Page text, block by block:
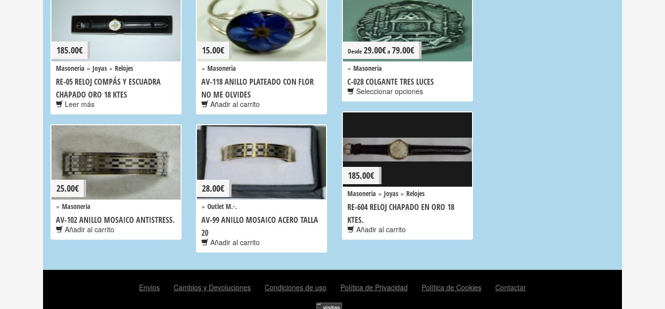
185.00€
Masoneria » Joyas » Relojes
RE-05 RELOJ COMPÁS Y ESCUADRA
CHAPADO ORO 18 KTES
Leer más
15.00€
» Masoneria
AV-118 ANILLO PLATEADO CON FLOR
NO ME OLVIDES
Añadir al carrito
Desde29.00€a 79.00€
» Masoneria
C-028 COLGANTE TRES LUCES
Seleccionar opciones
185.00€
Masoneria » Joyas » Relojes
RE-604 RELOJ CHAPADO EN ORO 18
KTES.
Añadir al carrito
25.00€
» Masoneria
AV-102 ANILLO MOSAICO ANTISTRESS.
Añadir al carrito
28.00€
» Outlet M.·.
AV-99 ANILLO MOSAICO ACERO TALLA
20
Añadir al carrito
Envios Cambios y Devoluciones Condiciones de uso Política de Privacidad Política de Cookies Contactar
visitas